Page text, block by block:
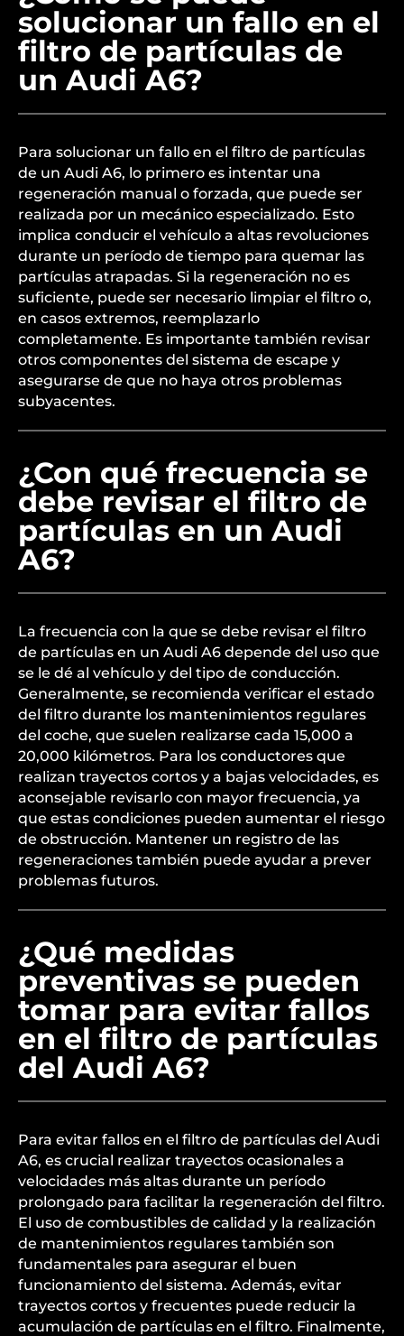
solucionar un fallo en el
filtro de partículas de
un Audi A6?
Para solucionar un fallo en el filtro de partículas
de un Audi A6, lo primero es intentar una
regeneración manual o forzada, que puede ser
realizada por un mecánico especializado. Esto
implica conducir el vehículo a altas revoluciones
durante un período de tiempo para quemar las
partículas atrapadas. Si la regeneración no es
suficiente, puede ser necesario limpiar el filtro o,
en casos extremos, reemplazarlo
completamente. Es importante también revisar
otros componentes del sistema de escape y
asegurarse de que no haya otros problemas
subyacentes.
¿Con qué frecuencia se
debe revisar el filtro de
partículas en un Audi
A6?
La frecuencia con la que se debe revisar el filtro
de partículas en un Audi A6 depende del uso que
se le dé al vehículo y del tipo de conducción.
Generalmente, se recomienda verificar el estado
del filtro durante los mantenimientos regulares
del coche, que suelen realizarse cada 15,000 a
20,000 kilómetros. Para los conductores que
realizan trayectos cortos y a bajas velocidades, es
aconsejable revisarlo con mayor frecuencia, ya
que estas condiciones pueden aumentar el riesgo
de obstrucción. Mantener un registro de las
regeneraciones también puede ayudar a prever
problemas futuros.
¿Qué medidas
preventivas se pueden
tomar para evitar fallos
en el filtro de partículas
del Audi A6?
Para evitar fallos en el filtro de partículas del Audi
A6, es crucial realizar trayectos ocasionales a
velocidades más altas durante un período
prolongado para facilitar la regeneración del filtro.
El uso de combustibles de calidad y la realización
de mantenimientos regulares también son
fundamentales para asegurar el buen
funcionamiento del sistema. Además, evitar
trayectos cortos y frecuentes puede reducir la
acumulación de partículas en el filtro. Finalmente,